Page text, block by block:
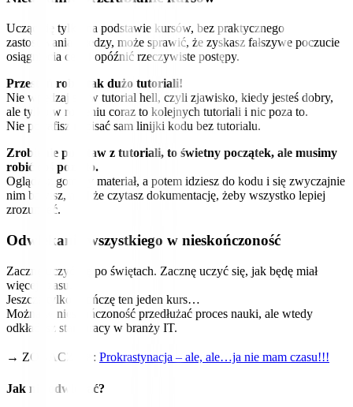
Ucząc się tylko na podstawie kursów, bez praktycznego
zastosowania wiedzy, może sprawić, że zyskasz fałszywe poczucie
osiągnięcia celu i opóźnić rzeczywiste postępy.
Przestań robić tak dużo tutoriali!
Nie wpędzaj się w tutorial hell, czyli zjawisko, kiedy jesteś dobry,
ale tylko w robieniu coraz to kolejnych tutoriali i nic poza to.
Nie potrafisz napisać sam linijki kodu bez tutorialu.
Zrobienie podstaw z tutoriali, to świetny początek, ale musimy
robić coś poza to.
Oglądasz gotowy materiał, a potem idziesz do kodu i się zwyczajnie
nim bawisz, a także czytasz dokumentację, żeby wszystko lepiej
zrozumieć.
Odwlekanie wszystkiego w nieskończoność
Zacznę uczyć się po świętach. Zacznę uczyć się, jak będę miał
więcej czasu.
Jeszcze tylko skończę ten jeden kurs…
Można w nieskończoność przedłużać proces nauki, ale wtedy
odkładasz start pracy w branży IT.
→ ZOBACZ 👉: Prokrastynacja – ale, ale…ja nie mam czasu!!!
Jak nie odwlekać?